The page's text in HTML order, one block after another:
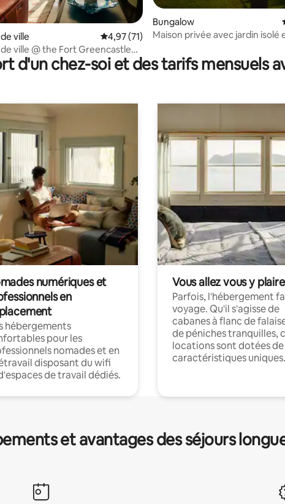
la base de 146 commentaires : 4,85 sur 5
ville Évaluation moyenne sur la base de 71
4,97 (71)
ville @ the Fort Greencastle
Bungalow
Maison privée avec jardin isolé
d'un chez-soi et des tarifs mensuels
numériques et
en
hébergements
pour les
nomades et en
disposant du wifi
de travail dédiés.
Vous allez vous y plaire
Parfois, l'hébergement
voyage. Qu'il s'agisse de
cabanes à flanc de
de péniches tranquilles,
locations sont dotées de
caractéristiques uniques.
et avantages des séjours